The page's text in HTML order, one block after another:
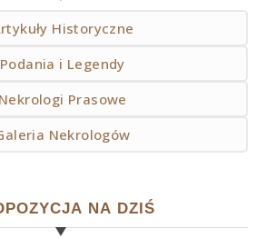
Historyczne
Podania i Legendy
Nekrologi Prasowe
Nekrologów
NA DZIŚ